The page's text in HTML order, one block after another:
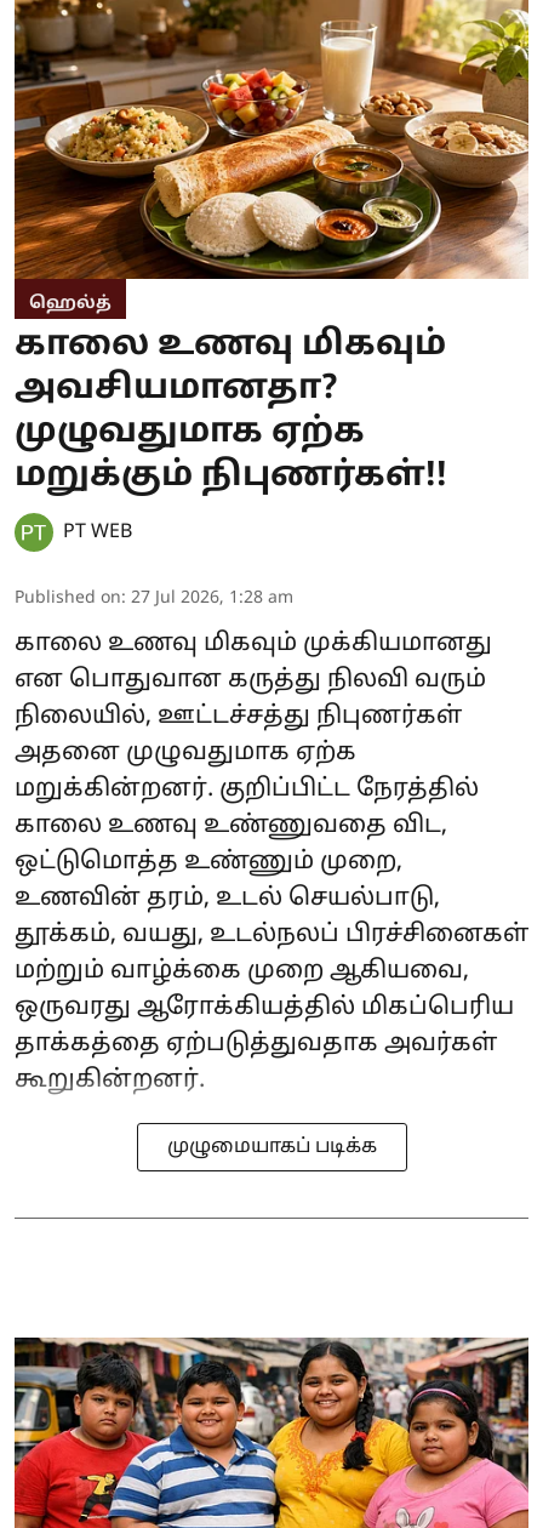
ஹெல்த்
காலை உணவு மிகவும்
அவசியமானதா?
முழுவதுமாக ஏற்க
மறுக்கும் நிபுணர்கள்!!
PT WEB
Published on: 27 Jul 2026, 1:28 am
காலை உணவு மிகவும் முக்கியமானது
என பொதுவான கருத்து நிலவி வரும்
நிலையில், ஊட்டச்சத்து நிபுணர்கள்
அதனை முழுவதுமாக ஏற்க
மறுக்கின்றனர். குறிப்பிட்ட நேரத்தில்
காலை உணவு உண்ணுவதை விட,
ஒட்டுமொத்த உண்ணும் முறை,
உணவின் தரம், உடல் செயல்பாடு,
தூக்கம், வயது, உடல்நலப் பிரச்சினைகள்
மற்றும் வாழ்க்கை முறை ஆகியவை,
ஒருவரது ஆரோக்கியத்தில் மிகப்பெரிய
தாக்கத்தை ஏற்படுத்துவதாக அவர்கள்
கூறுகின்றனர்.
முழுமையாகப் படிக்க